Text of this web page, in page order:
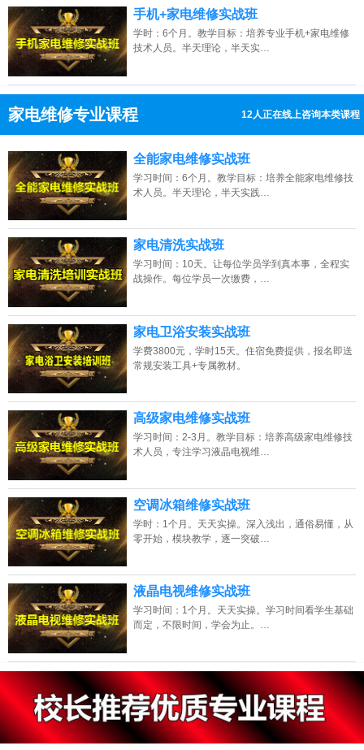
手机+家电维修实战班
学时：6个月。教学目标：培养专业手机+家电维修
技术人员。半天理论，半天实…
家电维修专业课程 14人正在线上咨询本类课程
点击免费咨询电话：13807313137
全能家电维修实战班
学习时间：6个月。教学目标：培养全能家电维修技
术人员。半天理论，半天实践…
家电清洗实战班
学习时间：10天。让每位学员学到真本事，全程实
战操作。每位学员一次缴费，…
家电卫浴安装实战班
学费3800元，学时15天。住宿免费提供，报名即送
常规安装工具+专属教材。
高级家电维修实战班
学习时间：2-3月。教学目标：培养高级家电维修技
术人员，专注学习液晶电视维…
空调冰箱维修实战班
学时：1个月。天天实操。深入浅出，通俗易懂，从
零开始，模块教学，逐一突破…
液晶电视维修实战班
学习时间：1个月。天天实操。学习时间看学生基础
而定，不限时间，学会为止。…